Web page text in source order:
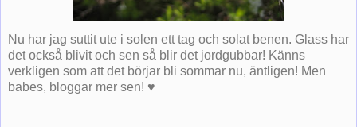
Nu har jag suttit ute i solen ett tag och solat benen. Glass har
det också blivit och sen så blir det jordgubbar! Känns
verkligen som att det börjar bli sommar nu, äntligen! Men
babes, bloggar mer sen! ♥